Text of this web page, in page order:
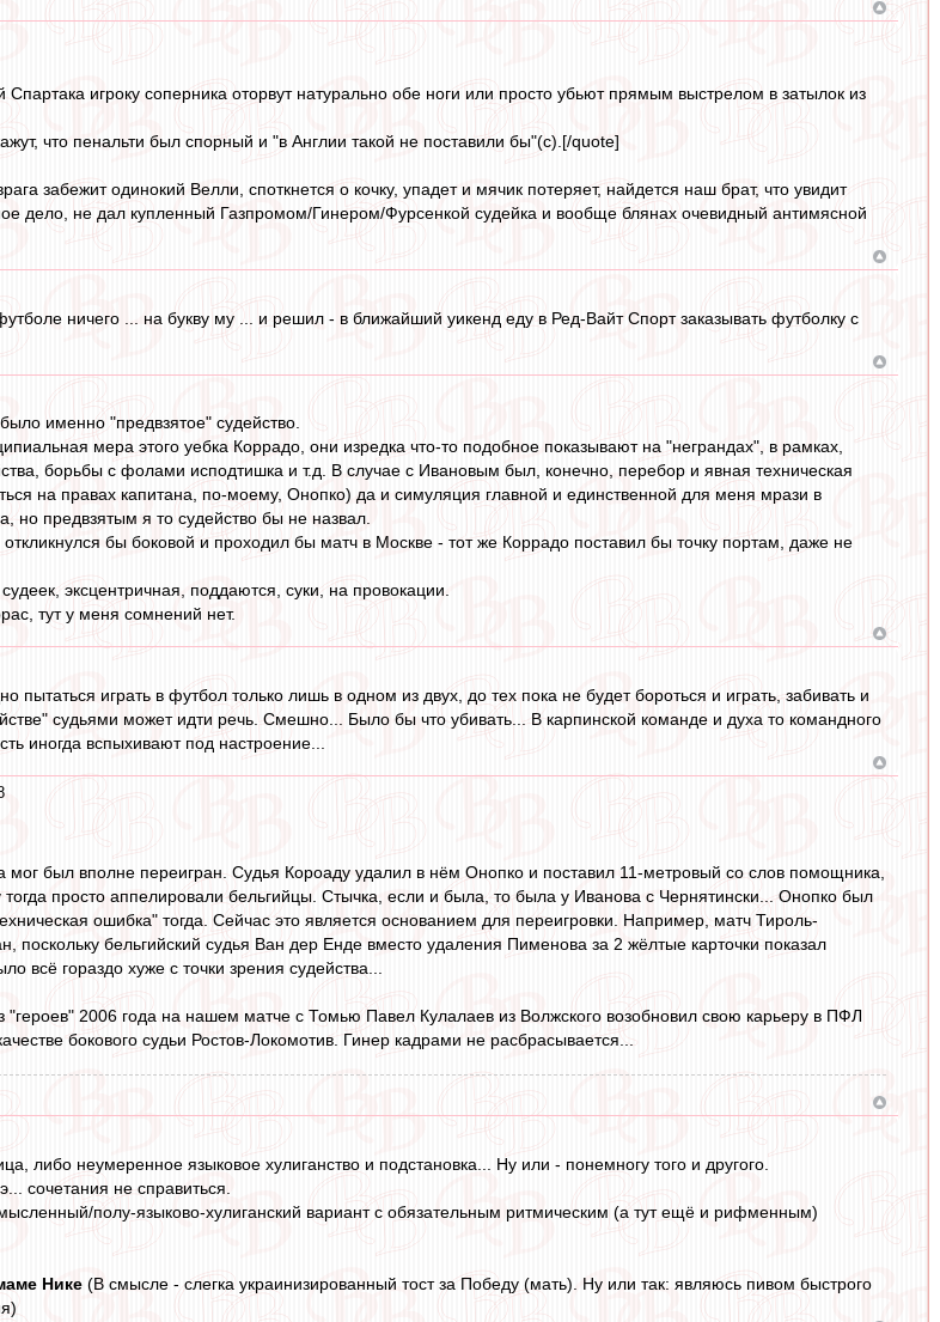
игроку соперника оторвут натурально обе ноги или просто убьют прямым выстрелом в затылок из
что пенальти был спорный и "в Англии такой не поставили бы"(с).[/quote]
забежит одинокий Велли, споткнется о кочку, упадет и мячик потеряет, найдется наш брат, что увидит
дело, не дал купленный Газпромом/Гинером/Фурсенкой судейка и вообще блянах очевидный антимясной
ничего ... на букву му ... и решил - в ближайший уикенд еду в Ред-Вайт Спорт заказывать футболку с
именно "предвзятое" судейство.
мера этого уебка Коррадо, они изредка что-то подобное показывают на "неграндах", в рамках,
борьбы с фолами исподтишка и т.д. В случае с Ивановым был, конечно, перебор и явная техническая
на правах капитана, по-моему, Онопко) да и симуляция главной и единственной для меня мрази в
но предвзятым я то судейство бы не назвал.
бы боковой и проходил бы матч в Москве - тот же Коррадо поставил бы точку портам, даже не
эксцентричная, поддаются, суки, на провокации.
тут у меня сомнений нет.
пытаться играть в футбол только лишь в одном из двух, до тех пока не будет бороться и играть, забивать и
судьями может идти речь. Смешно... Было бы что убивать... В карпинской команде и духа то командного
иногда вспыхивают под настроение...
был вполне переигран. Судья Короаду удалил в нём Онопко и поставил 11-метровый со слов помощника,
просто аппелировали бельгийцы. Стычка, если и была, то была у Иванова с Чернятински... Онопко был
ошибка" тогда. Сейчас это является основанием для переигровки. Например, матч Тироль-
поскольку бельгийский судья Ван дер Енде вместо удаления Пименова за 2 жёлтые карточки показал
всё гораздо хуже с точки зрения судейства...
2006 года на нашем матче с Томью Павел Кулалаев из Волжского возобновил свою карьеру в ПФЛ
бокового судьи Ростов-Локомотив. Гинер кадрами не расбрасывается...
либо неумеренное языковое хулиганство и подстановка... Ну или - понемногу того и другого.
сочетания не справиться.
полу-языково-хулиганский вариант с обязательным ритмическим (а тут ещё и рифменным)
Нике (В смысле - слегка украинизированный тост за Победу (мать). Ну или так: являюсь пивом быстрого